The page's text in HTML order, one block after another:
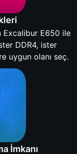
Excalibur E650 ile
DDR4, ister
uygun olanı seç.
İmkanı